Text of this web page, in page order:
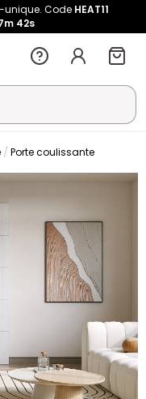
unique. Code HEAT11
41s
Porte coulissante